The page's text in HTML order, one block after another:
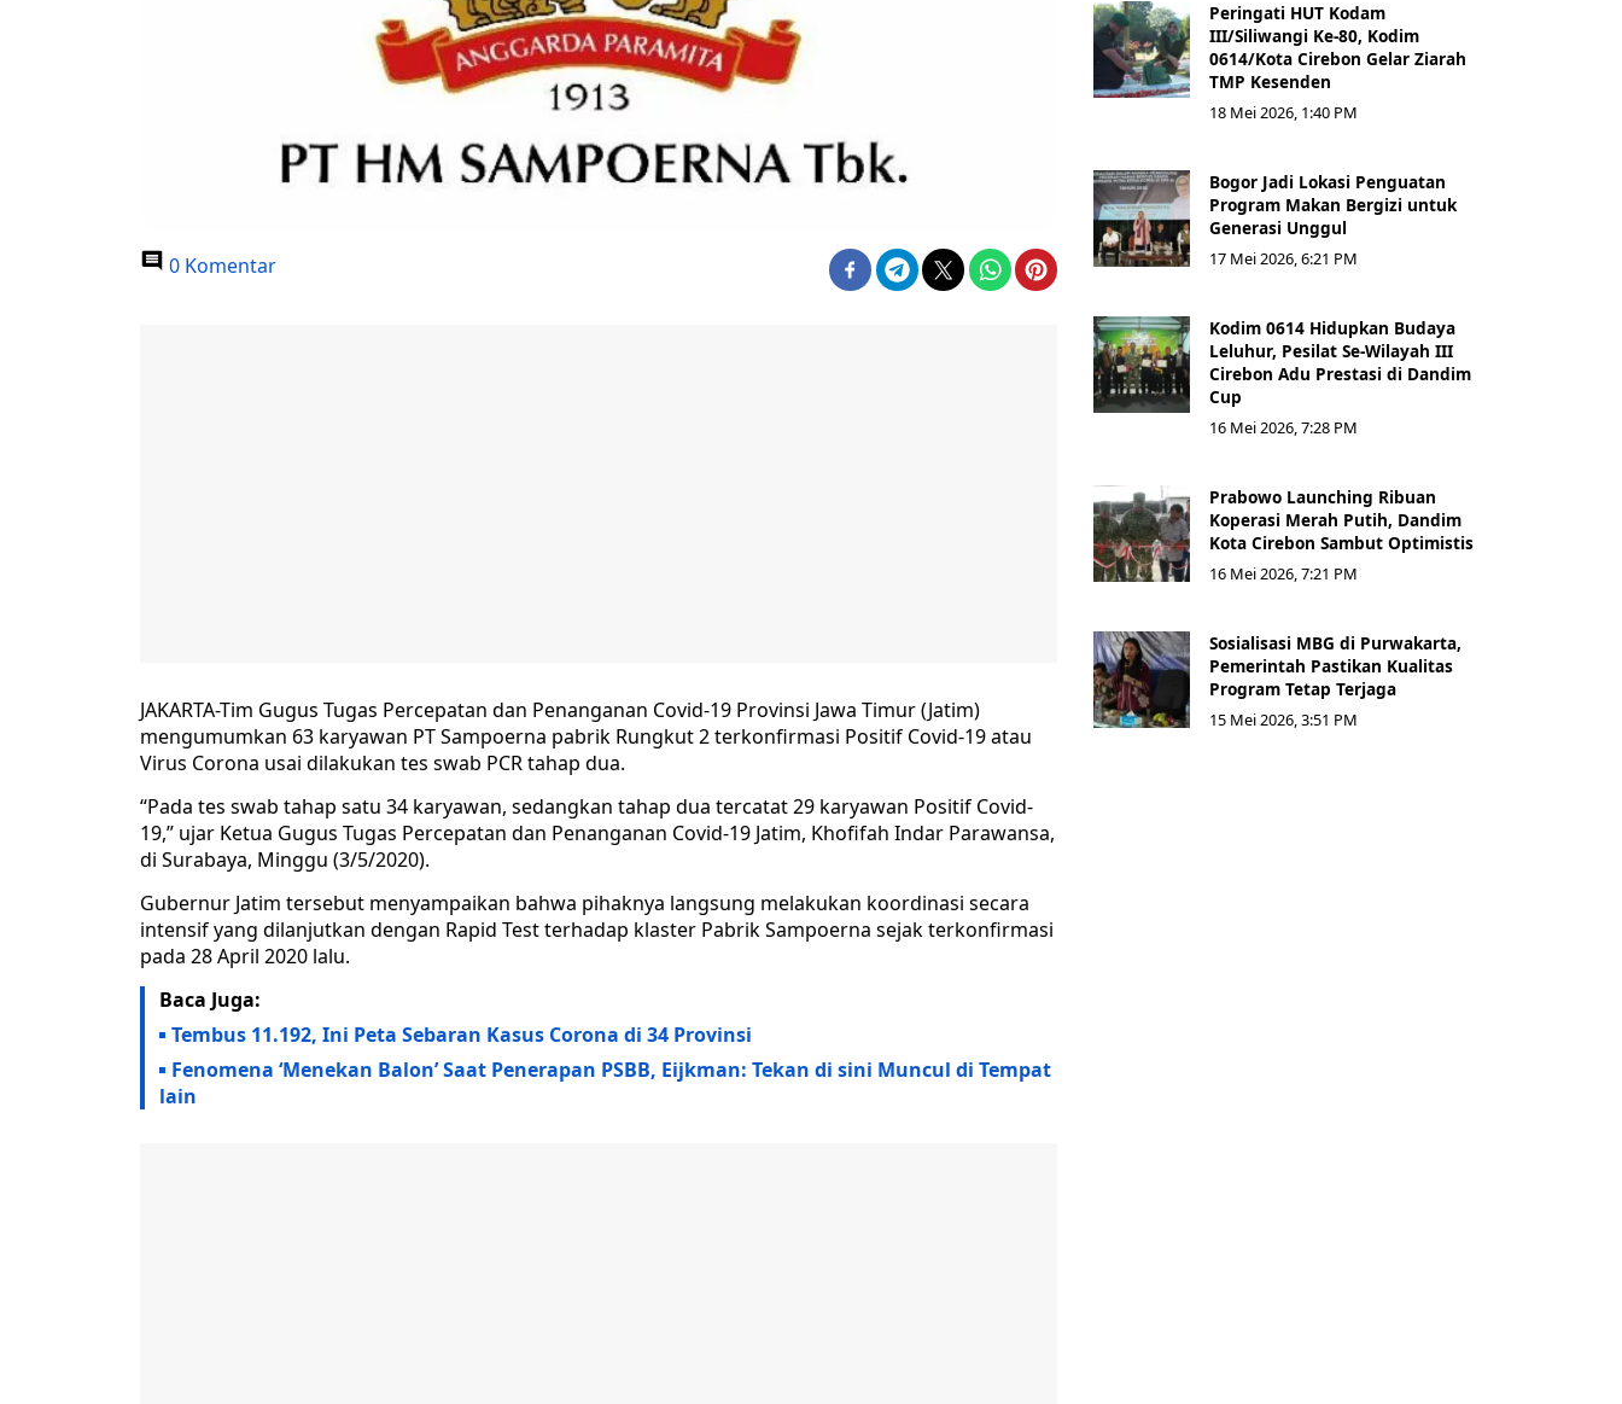
0 Komentar
JAKARTA-Tim Gugus Tugas Percepatan dan Penanganan Covid-19 Provinsi Jawa Timur (Jatim)
mengumumkan 63 karyawan PT Sampoerna pabrik Rungkut 2 terkonfirmasi Positif Covid-19 atau
Virus Corona usai dilakukan tes swab PCR tahap dua.
“Pada tes swab tahap satu 34 karyawan, sedangkan tahap dua tercatat 29 karyawan Positif Covid-
19,” ujar Ketua Gugus Tugas Percepatan dan Penanganan Covid-19 Jatim, Khofifah Indar Parawansa,
di Surabaya, Minggu (3/5/2020).
Gubernur Jatim tersebut menyampaikan bahwa pihaknya langsung melakukan koordinasi secara
intensif yang dilanjutkan dengan Rapid Test terhadap klaster Pabrik Sampoerna sejak terkonfirmasi
pada 28 April 2020 lalu.
Baca Juga:
Tembus 11.192, Ini Peta Sebaran Kasus Corona di 34 Provinsi
Fenomena ‘Menekan Balon’ Saat Penerapan PSBB, Eijkman: Tekan di sini Muncul di Tempat
lain
Peringati HUT Kodam
III/Siliwangi Ke-80, Kodim
0614/Kota Cirebon Gelar Ziarah
TMP Kesenden
18 Mei 2026, 1:40 PM
Bogor Jadi Lokasi Penguatan
Program Makan Bergizi untuk
Generasi Unggul
17 Mei 2026, 6:21 PM
Kodim 0614 Hidupkan Budaya
Leluhur, Pesilat Se-Wilayah III
Cirebon Adu Prestasi di Dandim
Cup
16 Mei 2026, 7:28 PM
Prabowo Launching Ribuan
Koperasi Merah Putih, Dandim
Kota Cirebon Sambut Optimistis
16 Mei 2026, 7:21 PM
Sosialisasi MBG di Purwakarta,
Pemerintah Pastikan Kualitas
Program Tetap Terjaga
15 Mei 2026, 3:51 PM